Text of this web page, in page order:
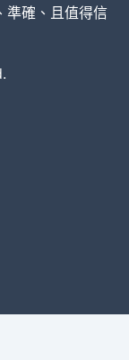
準確、且值得信